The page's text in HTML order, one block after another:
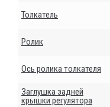
Толкатель
Ролик
Ось ролика толкателя
Заглушка задней
крышки регулятора